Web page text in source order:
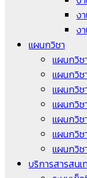
ง
ง
แผนกวิชา
แผนกวิช
แผนกวิช
แผนกวิ
แผนกวิช
แผนกวิช
แผนกวิ
แผนกวิช
บริการสารสนเ